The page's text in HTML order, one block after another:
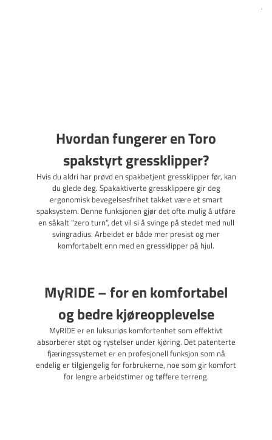
Hvordan fungerer en Toro
spakstyrt gressklipper?
Hvis du aldri har prøvd en spakbetjent gressklipper før, kan
du glede deg. Spakaktiverte gressklippere gir deg
ergonomisk bevegelsesfrihet takket være et smart
spaksystem. Denne funksjonen gjør det ofte mulig å utføre
en såkalt “zero turn”, det vil si å svinge på stedet med null
svingradius. Arbeidet er både mer presist og mer
komfortabelt enn med en gressklipper på hjul.
MyRIDE – for en komfortabel
og bedre kjøreopplevelse
MyRIDE er en luksuriøs komfortenhet som effektivt
absorberer støt og rystelser under kjøring. Det patenterte
fjæringssystemet er en profesjonell funksjon som nå
endelig er tilgjengelig for forbrukerne, noe som gir komfort
for lengre arbeidstimer og tøffere terreng.